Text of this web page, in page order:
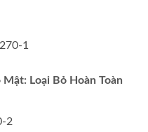
Loại Bỏ Hoàn Toàn